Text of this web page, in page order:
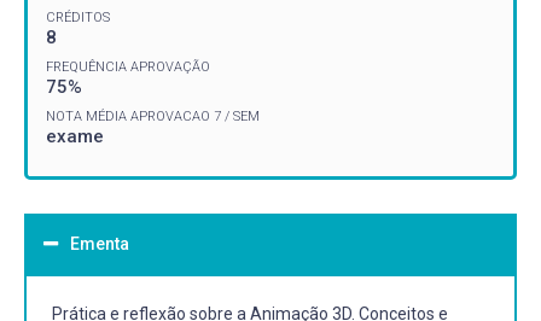
CRÉDITOS
8
FREQUÊNCIA APROVAÇÃO
75%
NOTA MÉDIA APROVACAO 7 / SEM
exame
Ementa
Prática e reflexão sobre a Animação 3D. Conceitos e